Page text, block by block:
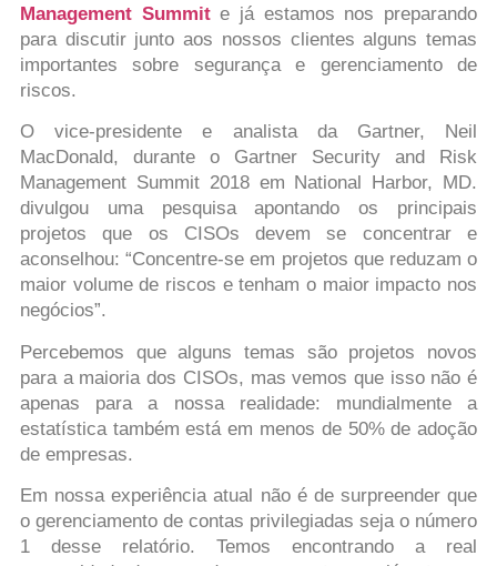
Management Summit e já estamos nos preparando
para discutir junto aos nossos clientes alguns temas
importantes sobre segurança e gerenciamento de
riscos.
O vice-presidente e analista da Gartner, Neil
MacDonald, durante o Gartner Security and Risk
Management Summit 2018 em National Harbor, MD.
divulgou uma pesquisa apontando os principais
projetos que os CISOs devem se concentrar e
aconselhou: “Concentre-se em projetos que reduzam o
maior volume de riscos e tenham o maior impacto nos
negócios”.
Percebemos que alguns temas são projetos novos
para a maioria dos CISOs, mas vemos que isso não é
apenas para a nossa realidade: mundialmente a
estatística também está em menos de 50% de adoção
de empresas.
Em nossa experiência atual não é de surpreender que
o gerenciamento de contas privilegiadas seja o número
1 desse relatório. Temos encontrando a real